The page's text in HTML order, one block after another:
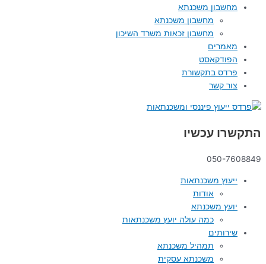
מחשבון משכנתא
מחשבון משכנתא
מחשבון זכאות משרד השיכון
מאמרים
הפודקאסט
פרדס בתקשורת
צור קשר
התקשרו עכשיו
050-7608849
ייעוץ משכנתאות
אודות
יועץ משכנתא
כמה עולה יועץ משכנתאות
שירותים
תמהיל משכנתא
משכנתא עסקית